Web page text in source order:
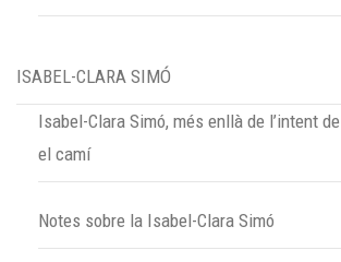
ISABEL-CLARA SIMÓ
Isabel-Clara Simó, més enllà de l’intent
el camí
Notes sobre la Isabel-Clara Simó